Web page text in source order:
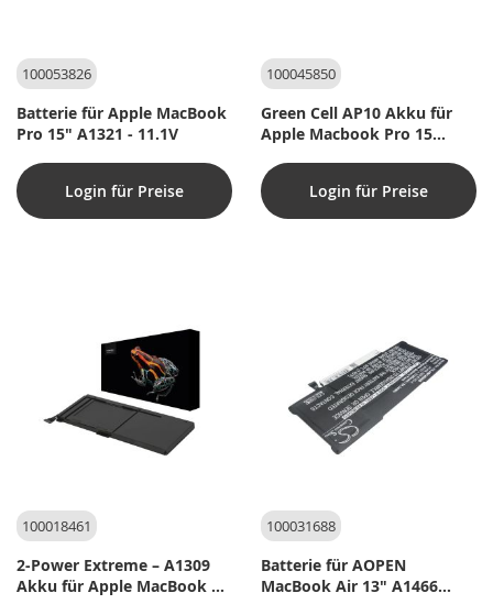
100053826
Batterie für Apple MacBook
Pro 15" A1321 - 11.1V
Login für Preise
100045850
Green Cell AP10 Akku für
Apple Macbook Pro 15
Login für Preise
100018461
2-Power Extreme – A1309
Akku für Apple MacBook 17
100031688
Batterie für AOPEN
MacBook Air 13" A1466